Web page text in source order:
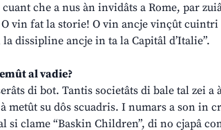
che a nus àn invidâts a Rome, par
vin fat la storie! O vin ancje vinçût cuintri
dissipline ancje in ta la Capitâl d’Italie”.
al vadie?
di bot. Tantis societâts di bale tal zei a
metût su dôs scuadris. I numars a son in
si clame “Baskin Children”, di no cjapâ